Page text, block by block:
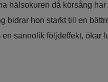
hälsokuren då körsång
bidrar hon starkt till en
sannolik följdeffekt, ökar